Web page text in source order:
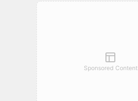
Sponsored Content